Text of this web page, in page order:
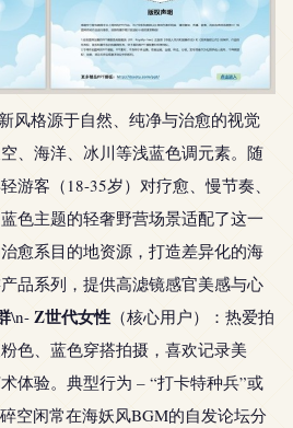
风格源于自然、纯净与治愈的视觉
、海洋、冰川等浅蓝色调元素。随
游客（18-35岁）对疗愈、慢节奏、
色主题的轻奢野营场景适配了这一
愈系目的地资源，打造差异化的海
品系列，提供高滤镜感官美感与心
\n- Z世代女性 （核心用户）：热爱拍
色、蓝色穿搭拍摄，喜欢记录美
体验。典型行为 – “打卡特种兵”或
空闲常在海妖风BGM的自发论坛分